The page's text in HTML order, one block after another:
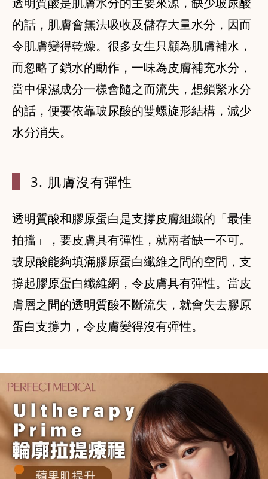
的話，肌膚會無法吸收及儲存大量水分，因而
令肌膚變得乾燥。很多女生只顧為肌膚補水，
而忽略了鎖水的動作，一味為皮膚補充水分，
當中保濕成分一樣會隨之而流失，想鎖緊水分
的話，便要依靠玻尿酸的雙螺旋形結構，減少
3. 肌膚沒有彈性
透明質酸和膠原蛋白是支撐皮膚組織的「最佳
拍擋」，要皮膚具有彈性，就兩者缺一不可。
玻尿酸能夠填滿膠原蛋白纖維之間的空間，支
撐起膠原蛋白纖維網，令皮膚具有彈性。當皮
膚層之間的透明質酸不斷流失，就會失去膠原